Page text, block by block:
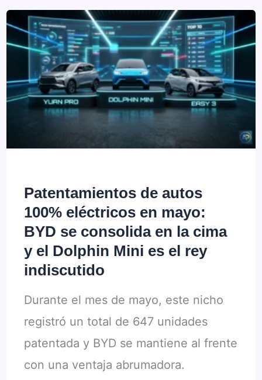
híbridos
en
mayo
2026:
el
ranking
marcas
y
modelos
Patentamientos de autos
100% eléctricos en mayo:
BYD se consolida en la cima
y el Dolphin Mini es el rey
indiscutido
Durante el mes de mayo, este nicho
registró un total de 647 unidades
patentada y BYD se mantiene al frente
con una ventaja abrumadora.